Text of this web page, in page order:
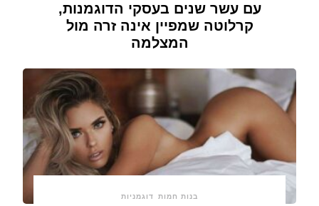
עם עשר שנים בעסקי הדוגמנות,
קרלוטה שמפיין אינה זרה מול
המצלמה
בנות חמות דוגמניות